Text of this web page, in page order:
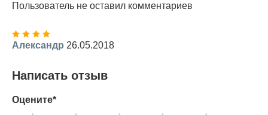
Пользователь не оставил комментариев
Александр 26.05.2018
Написать отзыв
Оцените*